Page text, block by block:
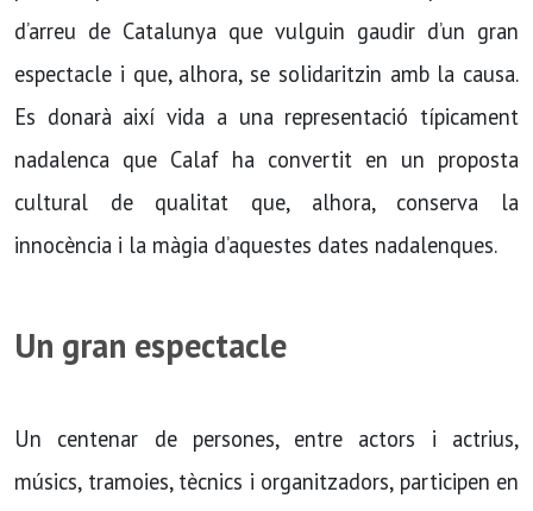
d’arreu de Catalunya que vulguin gaudir d’un gran
espectacle i que, alhora, se solidaritzin amb la causa.
Es donarà així vida a una representació típicament
nadalenca que Calaf ha convertit en un proposta
cultural de qualitat que, alhora, conserva la
innocència i la màgia d’aquestes dates nadalenques.
Un gran espectacle
Un centenar de persones, entre actors i actrius,
músics, tramoies, tècnics i organitzadors, participen en